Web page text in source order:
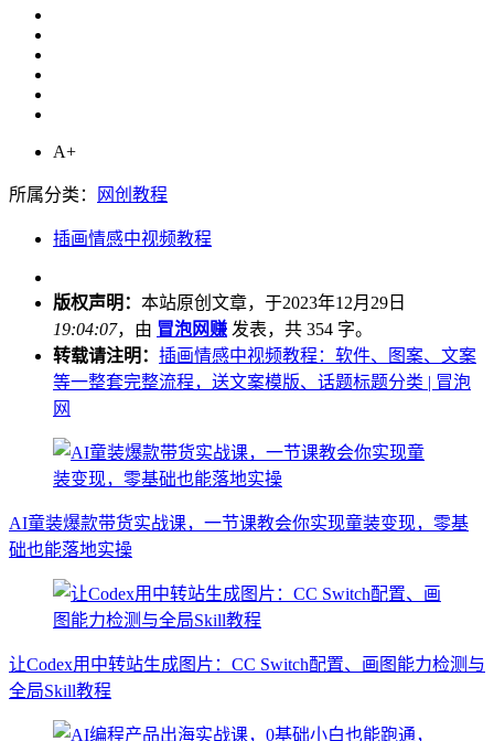
A+
所属分类： 网创教程
插画情感中视频教程
版权声明： 本站原创文章，于2023年12月29日
19:04:07，由 冒泡网赚 发表，共 354 字。
转载请注明： 插画情感中视频教程：软件、图案、文案
等一整套完整流程，送文案模版、话题标题分类 | 冒泡
网
AI童装爆款带货实战课，一节课教会你实现童装变现，零基
础也能落地实操
让Codex用中转站生成图片：CC Switch配置、画图能力检测与
全局Skill教程